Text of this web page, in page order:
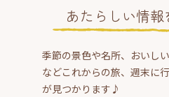
あたらしい情
季節の景色や名所、おいし
などこれからの旅、週末に
が見つかります♪